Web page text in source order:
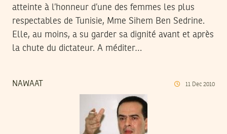
atteinte à l’honneur d’une des femmes les plus
respectables de Tunisie, Mme Sihem Ben Sedrine.
Elle, au moins, a su garder sa dignité avant et après
la chute du dictateur. A méditer…
NAWAAT 11 Dec 2010